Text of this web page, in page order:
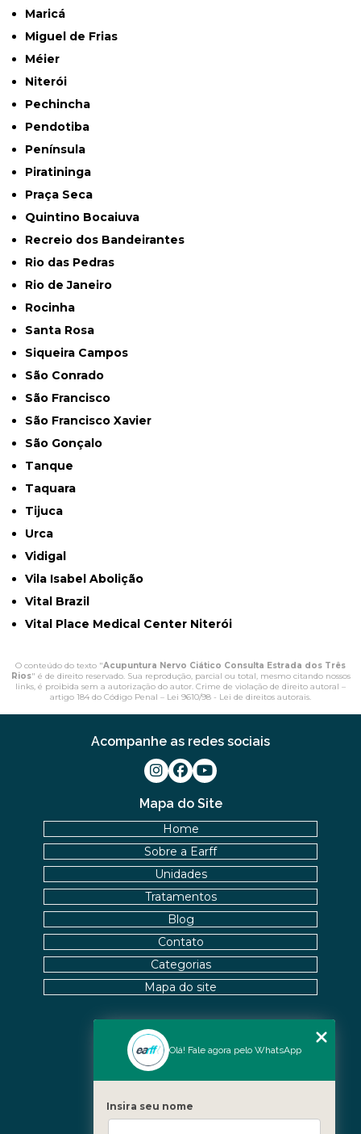
Maricá
Miguel de Frias
Méier
Niterói
Pechincha
Pendotiba
Península
Piratininga
Praça Seca
Quintino Bocaiuva
Recreio dos Bandeirantes
Rio das Pedras
Rio de Janeiro
Rocinha
Santa Rosa
Siqueira Campos
São Conrado
São Francisco
São Francisco Xavier
São Gonçalo
Tanque
Taquara
Tijuca
Urca
Vidigal
Vila Isabel Abolição
Vital Brazil
Vital Place Medical Center Niterói
O conteúdo do texto "Acupuntura Nervo Ciático Consulta Estrada dos Três
Rios" é de direito reservado. Sua reprodução, parcial ou total, mesmo citando nossos
links, é proibida sem a autorização do autor. Crime de violação de direito autoral –
artigo 184 do Código Penal – Lei 9610/98 - Lei de direitos autorais.
Nossas Unidades
Barra - Rio de Janeiro
Mapa do Site
Home
Sobre a Earff
Unidades
Tratamentos
Blog
Contato
Categorias
Mapa do site
Acompanhe as redes sociais
Olá! Fale agora pelo WhatsApp
Insira seu nome